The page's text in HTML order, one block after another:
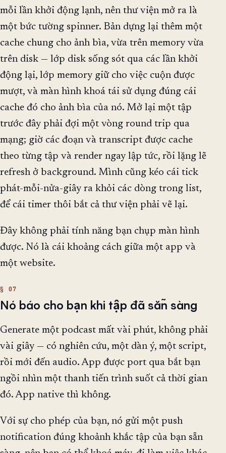
mỗi lần khởi động lạnh, nên thư viện mở ra là
một bức tường spinner. Bản dựng lại thêm một
cache chung cho ảnh bìa, vừa trên memory vừa
trên disk — lớp disk sống sót qua các lần khởi
động lại, lớp memory giữ cho việc cuộn được
mượt, và màn hình khoá tái sử dụng đúng cái
cache đó cho ảnh bìa của nó. Mở lại một tập
trước đây phải đợi một vòng round trip qua
mạng; giờ các đoạn và transcript được cache
theo từng tập và render ngay lập tức, rồi lặng lẽ
refresh ở background. Mình cũng kéo cái tick
phát-mỗi-nửa-giây ra khỏi các dòng trong list,
để cái timer thôi bắt cả thư viện phải vẽ lại.
Đây không phải tính năng bạn chụp màn hình
được. Nó là cái khoảng cách giữa một app và
một website.
Nó báo cho bạn khi tập đã sẵn sàng
Generate một podcast mất vài phút, không phải
vài giây — có nghiên cứu, một dàn ý, một script,
rồi mới đến audio. App được port qua bắt bạn
ngồi nhìn một thanh tiến trình suốt cả thời gian
đó. App native thì không.
Với sự cho phép của bạn, nó gửi một push
notification đúng khoảnh khắc tập của bạn sẵn